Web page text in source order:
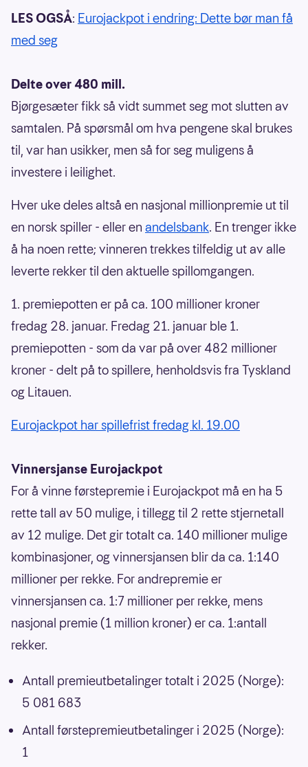
LES OGSÅ: Eurojackpot i endring: Dette bør man få
med seg
Delte over 480 mill.
Bjørgesæter fikk så vidt summet seg mot slutten av
samtalen. På spørsmål om hva pengene skal brukes
til, var han usikker, men så for seg muligens å
investere i leilighet.
Hver uke deles altså en nasjonal millionpremie ut til
en norsk spiller - eller en andelsbank. En trenger ikke
å ha noen rette; vinneren trekkes tilfeldig ut av alle
leverte rekker til den aktuelle spillomgangen.
1. premiepotten er på ca. 100 millioner kroner
fredag 28. januar. Fredag 21. januar ble 1.
premiepotten - som da var på over 482 millioner
kroner - delt på to spillere, henholdsvis fra Tyskland
og Litauen.
Eurojackpot har spillefrist fredag kl. 19.00
Vinnersjanse Eurojackpot
For å vinne førstepremie i Eurojackpot må en ha 5
rette tall av 50 mulige, i tillegg til 2 rette stjernetall
av 12 mulige. Det gir totalt ca. 140 millioner mulige
kombinasjoner, og vinnersjansen blir da ca. 1:140
millioner per rekke. For andrepremie er
vinnersjansen ca. 1:7 millioner per rekke, mens
nasjonal premie (1 million kroner) er ca. 1:antall
rekker.
Antall premieutbetalinger totalt i 2025 (Norge):
5 081 683
Antall førstepremieutbetalinger i 2025 (Norge):
1